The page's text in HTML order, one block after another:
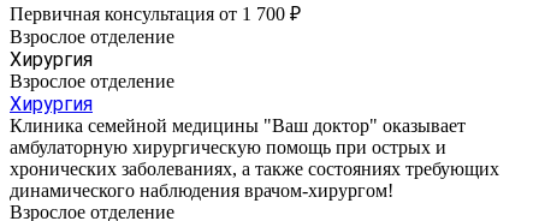
Первичная консультация от 1 700 ₽
Взрослое отделение
Хирургия
Взрослое отделение
Хирургия
Клиника семейной медицины "Ваш доктор" оказывает
амбулаторную хирургическую помощь при острых и
хронических заболеваниях, а также состояниях требующих
динамического наблюдения врачом-хирургом!
Взрослое отделение